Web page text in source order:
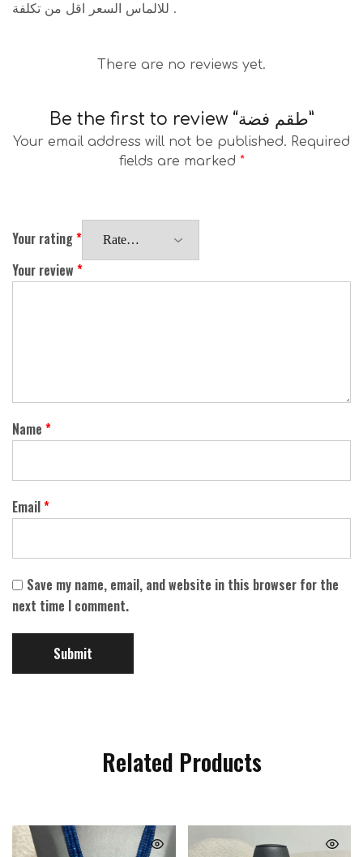
للالماس السعر اقل من تكلفة .
There are no reviews yet.
Be the first to review “طقم فضة”
Your email address will not be published. Required
fields are marked *
Your rating*
Your review *
Name *
Email*
Save my name, email, and website in this browser for the
next time I comment.
Related Products